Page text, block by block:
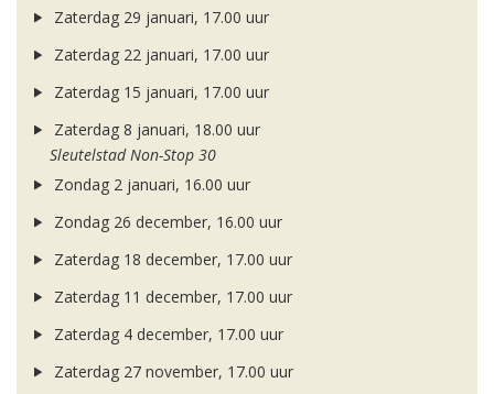
Zaterdag 29 januari, 17.00 uur
Zaterdag 22 januari, 17.00 uur
Zaterdag 15 januari, 17.00 uur
Zaterdag 8 januari, 18.00 uur
Sleutelstad Non-Stop 30
Zondag 2 januari, 16.00 uur
Zondag 26 december, 16.00 uur
Zaterdag 18 december, 17.00 uur
Zaterdag 11 december, 17.00 uur
Zaterdag 4 december, 17.00 uur
Zaterdag 27 november, 17.00 uur